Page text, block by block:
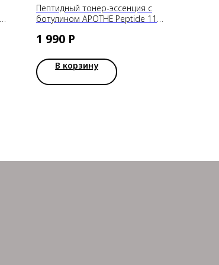
Пептидный тонер-эссенция с
ботулином APOTHE Peptide 11
1 990 Р
В корзину